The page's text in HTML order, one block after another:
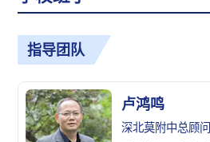
指导团队
卢鸿鸣
深北莫附中总顾问